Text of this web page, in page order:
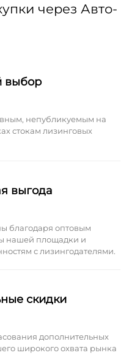
через Авто-
выбор
непубликуемым на
стокам лизинговых
выгода
благодаря оптовым
нашей площадки и
с лизингодателями.
скидки
дополнительных
широкого охвата рынка